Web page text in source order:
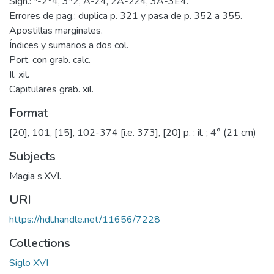
Errores de pag.: duplica p. 321 y pasa de p. 352 a 355.
Apostillas marginales.
Índices y sumarios a dos col.
Port. con grab. calc.
Il. xil.
Capitulares grab. xil.
Format
[20], 101, [15], 102-374 [i.e. 373], [20] p. : il. ; 4° (21 cm)
Subjects
Magia s.XVI.
URI
https://hdl.handle.net/11656/7228
Collections
Siglo XVI